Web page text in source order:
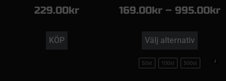
229.00kr
KÖP
169.00kr – 995.00kr
Välj alternativ
50st 100st 500st